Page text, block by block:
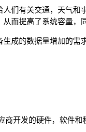
们有关交通，天气
而提高了系统容量，
成的数据量增加的
商开发的硬件，软